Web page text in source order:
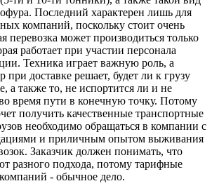
Последний характерен лишь для
компаний, поскольку стоит очень
перевозка может производиться только
работает при участии персонала
Техника играет важную роль, а
при доставке решает, будет ли к грузу
а также то, не испортится ли и не
время пути в конечную точку. Потому
получить качественные транспортные
необходимо обращаться в компании с
и приличным опытом выживания
Заказчик должен понимать, что
разного подхода, потому тарифные
компаний - обычное дело.